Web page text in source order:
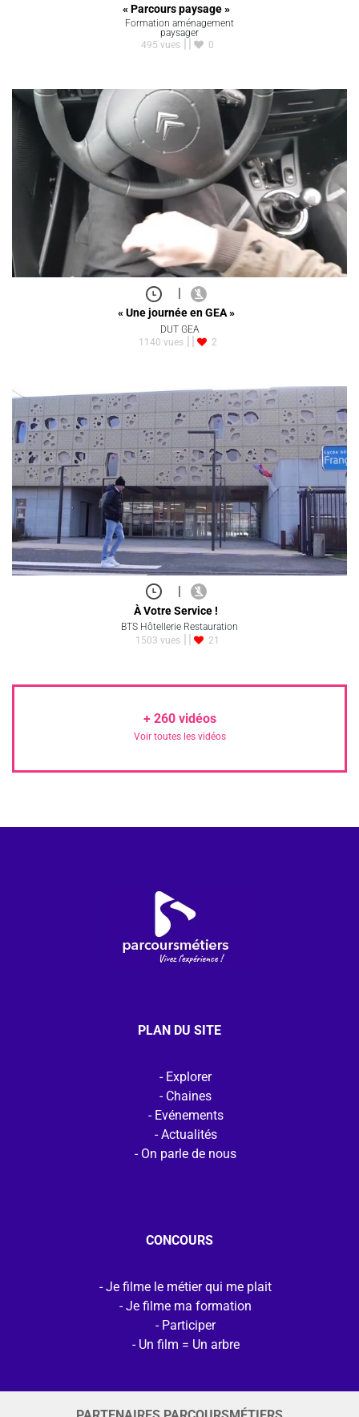
« Parcours paysage »
Formation aménagement
paysager
495 vues
0
|
« Une journée en GEA »
DUT GEA
1140 vues
2
|
À Votre Service !
BTS Hôtellerie Restauration
1503 vues
21
+ 260vidéos
Voir toutes les vidéos
PLAN DU SITE
Explorer
Chaines
Evénements
Actualités
On parle de nous
CONCOURS
Je filme le métier qui me plait
Je filme ma formation
Participer
Un film = Un arbre